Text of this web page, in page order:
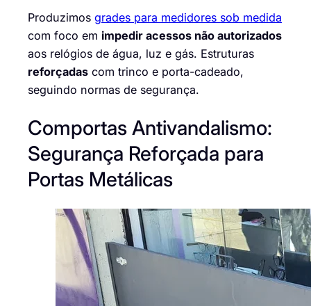
Produzimos grades para medidores sob medida
com foco em impedir acessos não autorizados
aos relógios de água, luz e gás. Estruturas
reforçadas com trinco e porta-cadeado,
seguindo normas de segurança.
Comportas Antivandalismo:
Segurança Reforçada para
Portas Metálicas